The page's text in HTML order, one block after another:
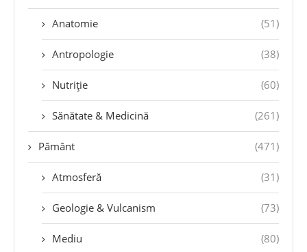
Anatomie (51)
Antropologie (38)
Nutriție (60)
Sănătate & Medicină (261)
Pământ (471)
Atmosferă (31)
Geologie & Vulcanism (73)
Mediu (80)